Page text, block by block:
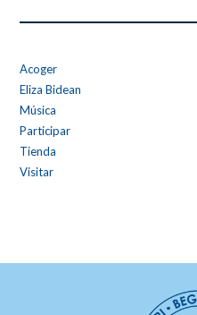
Acoger
Eliza Bidean
Música
Participar
Tienda
Visitar